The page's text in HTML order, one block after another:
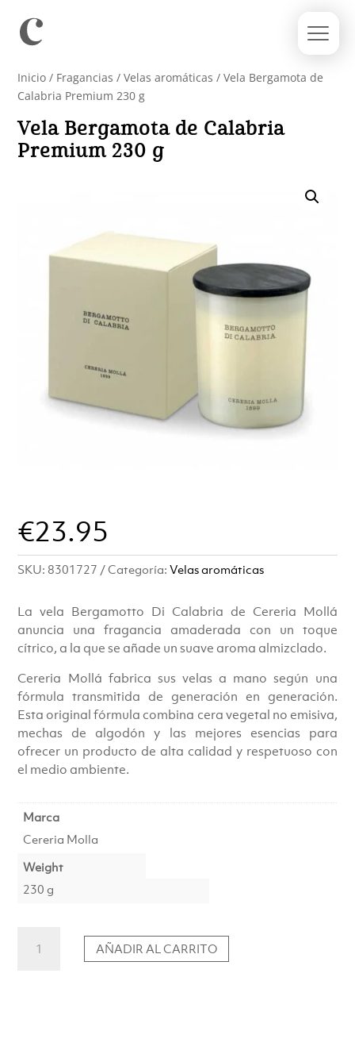
Inicio / Fragancias /Velas aromáticas / Vela Bergamota de
Calabria Premium 230 g
Vela Bergamota de Calabria
Premium 230 g
€23.95
SKU: 8301727 Categoría:Velas aromáticas
La vela Bergamotto Di Calabria de Cereria Mollá
anuncia una fragancia amaderada con un toque
cítrico, a la que se añade un suave aroma almizclado.
Cereria Mollá fabrica sus velas a mano según una
fórmula transmitida de generación en generación.
Esta original fórmula combina cera vegetal no emisiva,
mechas de algodón y las mejores esencias para
ofrecer un producto de alta calidad y respetuoso con
el medio ambiente.
Marca
Cereria Molla
Weight
230 g
Bergamota
AÑADIR AL CARRITO